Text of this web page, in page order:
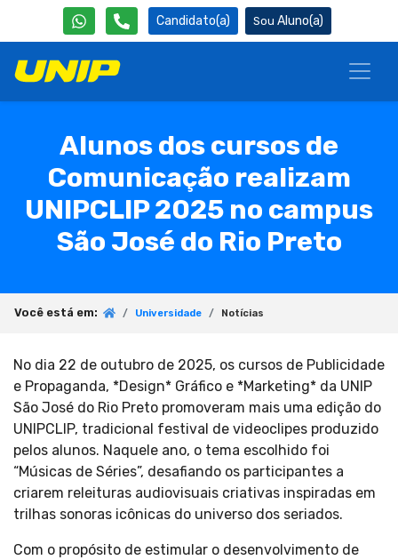
Candidato(a) Aluno(a)
Alunos dos cursos de
Comunicação realizam
UNIPCLIP 2025 no campus
São José do Rio Preto
Você está em: Universidade Notícias
No dia 22 de outubro de 2025, os cursos de Publicidade
e Propaganda, *Design* Gráfico e *Marketing* da UNIP
São José do Rio Preto promoveram mais uma edição do
UNIPCLIP, tradicional festival de videoclipes produzido
pelos alunos. Naquele ano, o tema escolhido foi
“Músicas de Séries”, desafiando os participantes a
criarem releituras audiovisuais criativas inspiradas em
trilhas sonoras icônicas do universo dos seriados.
Com o propósito de estimular o desenvolvimento de